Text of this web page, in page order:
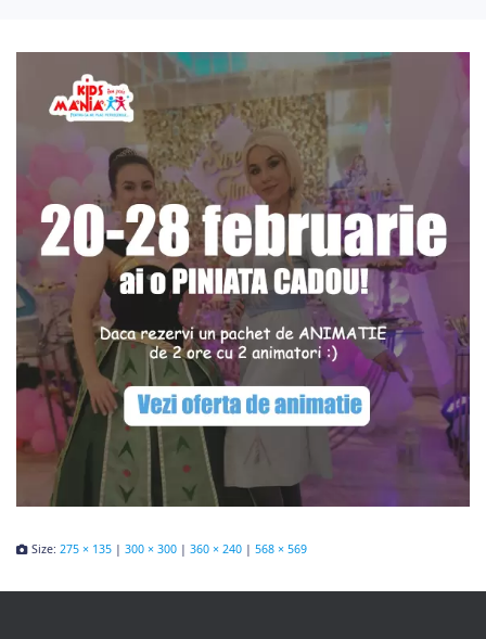
Size: 275 × 135 | 300 × 300 | 360 × 240 | 568 × 569